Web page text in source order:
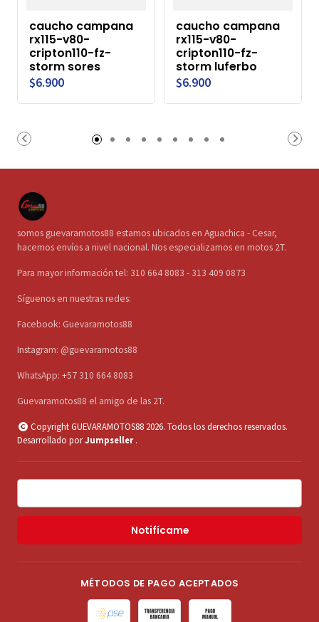
caucho campana
rx115-v80-
cripton110-fz-
storm sores
$6.900
caucho campana
rx115-v80-
cripton110-fz-
storm luferbo
$6.900
somos guevaramotos88 estamos ubicados en Aguachica - Cesar,
hacemos envíos a nivel nacional. Nos especializamos en motos 2T.
Para mayor información tel: 310 664 8083 - 313 409 0873
Síguenos en nuestras redes:
Facebook: Guevaramotos88
Instagram: @guevaramotos88
WhatsApp: +57 310 664 8083
Guevaramotos88 el amigo de las 2T.
Copyright GUEVARAMOTOS88 2026. Todos los derechos reservados.
Desarrollado porJumpseller .
Notifícame
MÉTODOS DE PAGO ACEPTADOS